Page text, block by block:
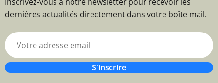
dernières actualités directement dans votre boîte mail.
S'inscrire